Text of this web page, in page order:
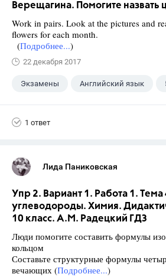
Верещагина. Помогите назвать
Work in pairs. Look at the pictures and
flowers for each month.
(Подробнее...)
22 декабря 2017
Экзамены Английский язык
1 ответ
Лида Паниковская
Упр 2. Вариант 1. Работа 1.
углеводороды. Химия.
10 класс. А.М. Радецкий ГДЗ
Люди помогите составить формулы
кольцом
Составьте структурные формулы
вечающих (Подробнее...)